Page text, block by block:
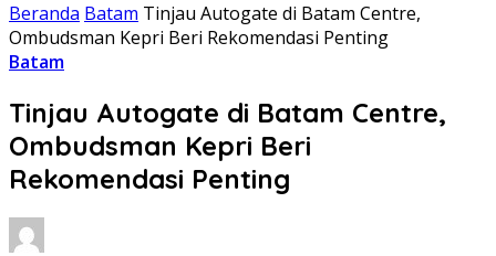
Beranda Batam Tinjau Autogate di Batam Centre,
Ombudsman Kepri Beri Rekomendasi Penting
Batam
Tinjau Autogate di Batam Centre,
Ombudsman Kepri Beri
Rekomendasi Penting